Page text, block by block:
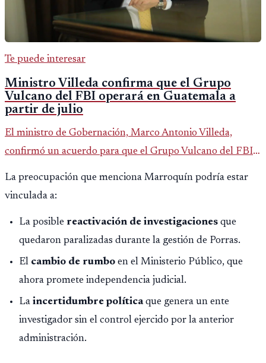
Te puede interesar
Ministro Villeda confirma que el Grupo
Vulcano del FBI operará en Guatemala a
partir de julio
El ministro de Gobernación, Marco Antonio Villeda,
confirmó un acuerdo para que el Grupo Vulcano del FBI
opere en Guatemala a partir de julio, tras un intento
fallido con la administración anterior del Ministerio
La preocupación que menciona Marroquín podría estar
vinculada a:
La posible reactivación de investigaciones que
quedaron paralizadas durante la gestión de Porras.
El cambio de rumbo en el Ministerio Público, que
ahora promete independencia judicial.
La incertidumbre políticaque genera un ente
investigador sin el control ejercido por la anterior
administración.